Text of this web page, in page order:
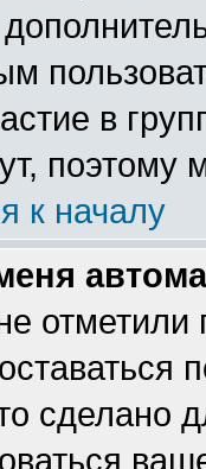
в
поэтому
к началу
отметили
сделано